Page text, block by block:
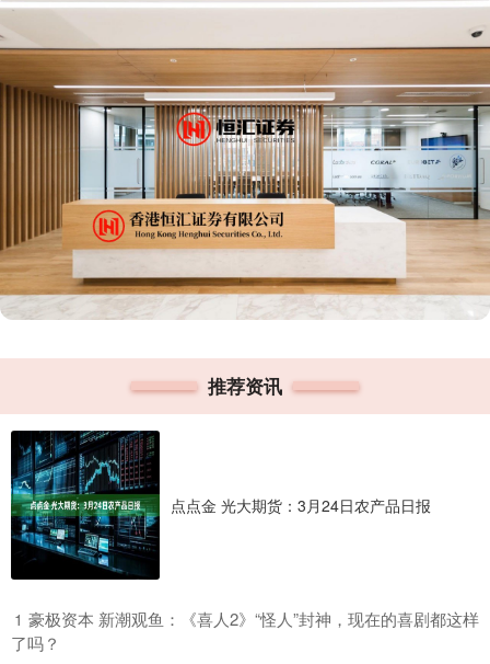
推荐资讯
点点金 光大期货：3月24日农产品日报
1 ​豪极资本 新潮观鱼：《喜人2》“怪人”封神，现在的喜剧都这样
了吗？